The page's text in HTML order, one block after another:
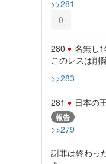
>>281
0
280 名無し
このレスは削
>>283
281 日本の
報告
>>279
謝罪は終わっ